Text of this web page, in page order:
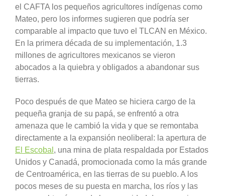
el CAFTA los pequeños agricultores indígenas como
Mateo, pero los informes sugieren que podría ser
comparable al impacto que tuvo el TLCAN en México.
En la primera década de su implementación, 1.3
millones de agricultores mexicanos se vieron
abocados a la quiebra y obligados a abandonar sus
tierras.
Poco después de que Mateo se hiciera cargo de la
pequeña granja de su papá, se enfrentó a otra
amenaza que le cambió la vida y que se remontaba
directamente a la expansión neoliberal: la apertura de
El Escobal , una mina de plata respaldada por Estados
Unidos y Canadá, promocionada como la más grande
de Centroamérica, en las tierras de su pueblo. A los
pocos meses de su puesta en marcha, los ríos y las